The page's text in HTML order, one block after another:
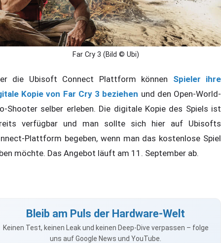
Far Cry 3 (Bild © Ubi)
die Ubisoft Connect Plattform können Spieler ihre
Kopie von Far Cry 3 beziehen und den Open-World-
Shooter selber erleben. Die digitale Kopie des Spiels ist
verfügbar und man sollte sich hier auf Ubisofts
Plattform begeben, wenn man das kostenlose Spiel
möchte. Das Angebot läuft am 11. September ab.
Bleib am Puls der Hardware-Welt
Keinen Test, keinen Leak und keinen Deep-Dive verpassen – folge
uns auf Google News und YouTube.